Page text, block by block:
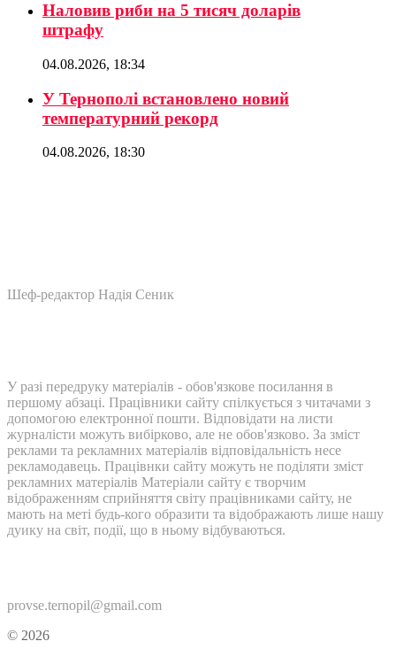
Наловив риби на 5 тисяч доларів
штрафу
04.08.2026, 18:34
У Тернополі встановлено новий
температурний рекорд
04.08.2026, 18:30
Шеф-редактор Надія Сеник
У разі передруку матеріалів - обов'язкове посилання в
першому абзаці. Працівники сайту спілкується з читачами з
допомогою електронної пошти. Відповідати на листи
журналісти можуть вибірково, але не обов'язково. За зміст
реклами та рекламних матеріалів відповідальність несе
рекламодавець. Працівнки сайту можуть не поділяти зміст
рекламних матеріалів Матеріали сайту є творчим
відображенням сприйняття світу працівниками сайту, не
мають на меті будь-кого образити та відображають лише нашу
дуику на світ, події, що в ньому відбуваються.
provse.ternopil@gmail.com
© 2026